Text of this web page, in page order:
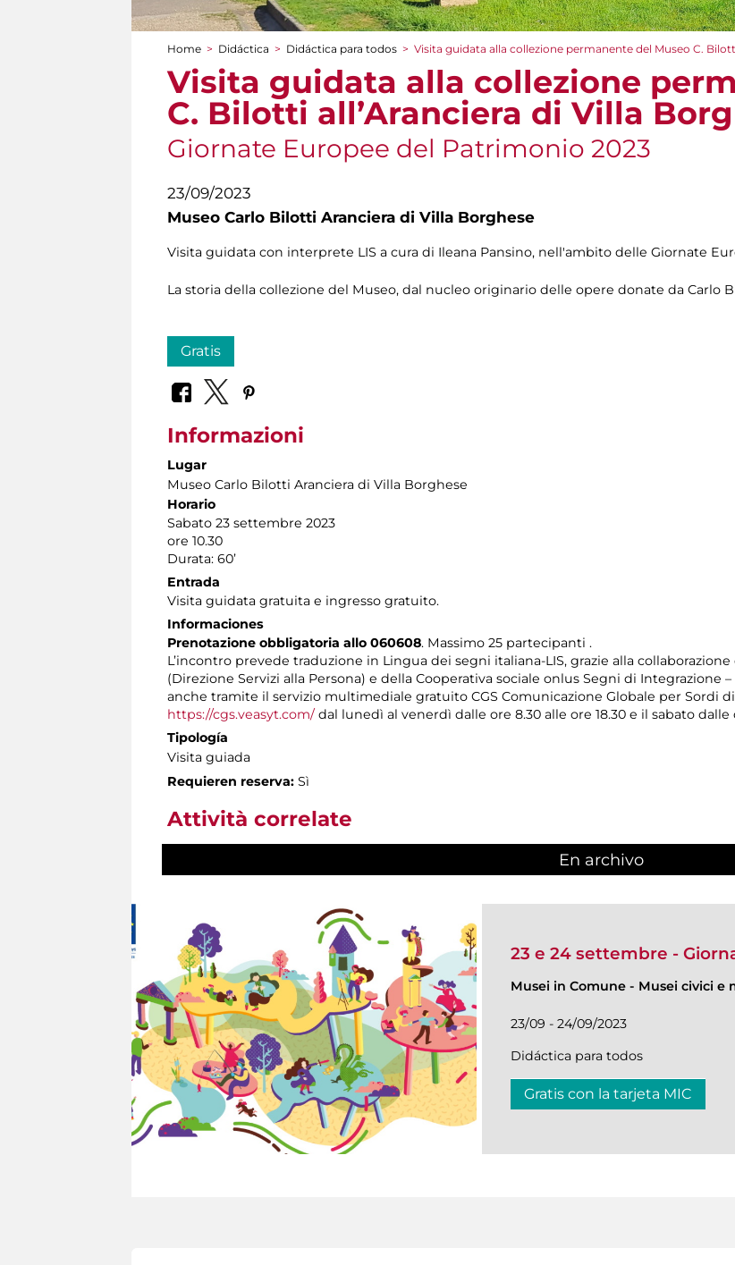
You are here
Home > Didáctica > Didáctica para todos > Visita guidata alla collezione permanente del Museo C.
Visita guidata alla collezione
C. Bilotti all’Aranciera di Villa
Giornate Europee del Patrimonio 2023
23/09/2023
Museo Carlo Bilotti Aranciera di Villa Borghese
Visita guidata con interprete LIS a cura di Ileana Pansino, nell'ambito delle Giornate
La storia della collezione del Museo, dal nucleo originario delle opere donate da Carlo
Gratis
Informazioni
Lugar
Museo Carlo Bilotti Aranciera di Villa Borghese
Horario
Sabato 23 settembre 2023
ore 10.30
Durata: 60’
Entrada
Visita guidata gratuita e ingresso gratuito.
Informaciones
Prenotazione obbligatoria allo 060608. Massimo 25 partecipanti .
L’incontro prevede traduzione in Lingua dei segni italiana-LIS, grazie alla
(Direzione Servizi alla Persona) e della Cooperativa sociale onlus Segni di Integrazione
anche tramite il servizio multimediale gratuito CGS Comunicazione Globale per Sordi
https://cgs.veasyt.com/dal lunedì al venerdì dalle ore 8.30 alle ore 18.30 e il sabato dalle
Tipología
Visita guiada
Requieren reserva: Sì
Attività correlate
En archivo
23 e 24 settembre -
Musei in Comune - Musei civici e
23/09 - 24/09/2023
Didáctica para todos
Gratis con la tarjeta MIC